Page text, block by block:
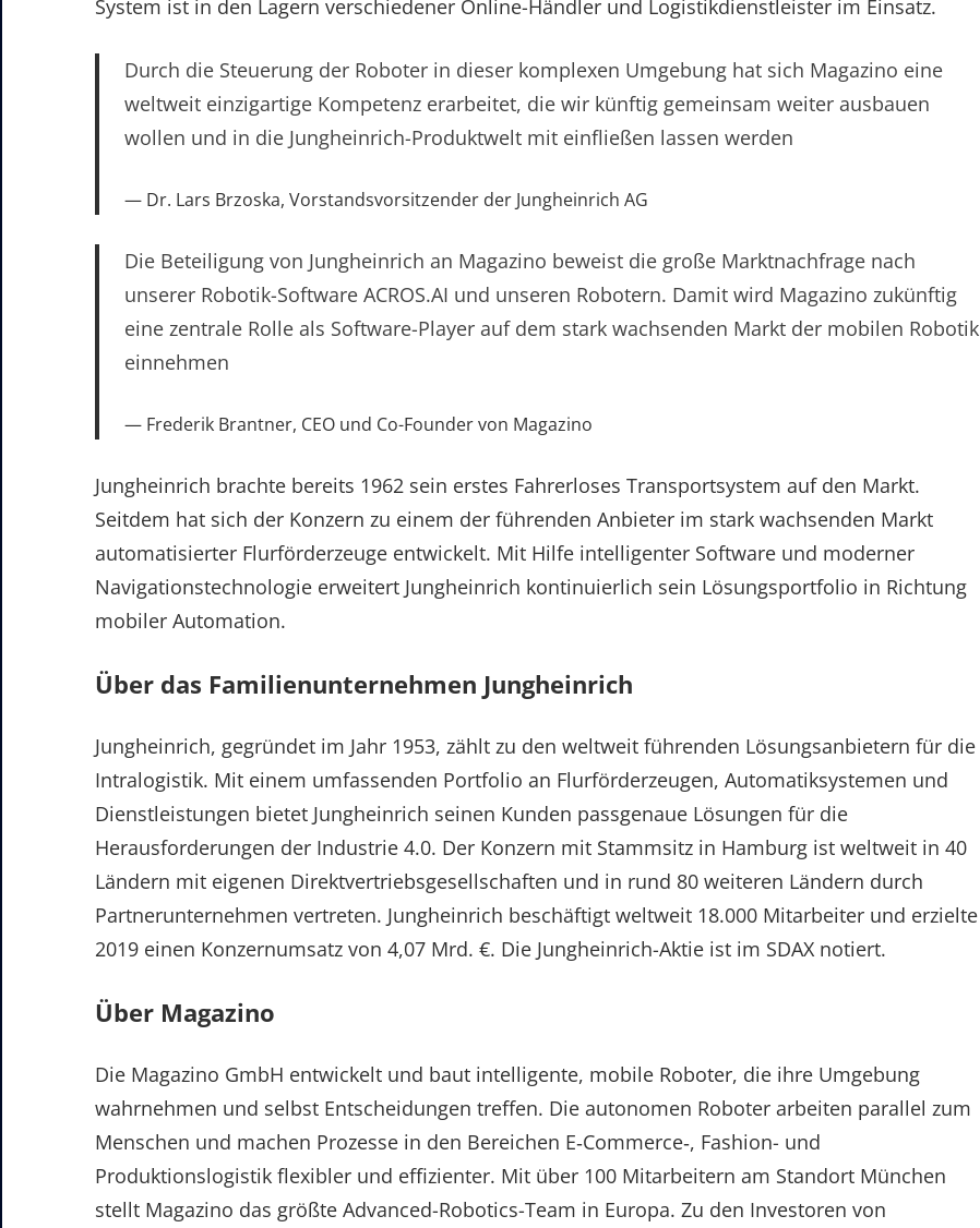
System ist in den Lagern verschiedener Online-Händler und Logistikdienstleister im Einsatz.
Durch die Steuerung der Roboter in dieser komplexen Umgebung hat sich Magazino eine
weltweit einzigartige Kompetenz erarbeitet, die wir künftig gemeinsam weiter ausbauen
wollen und in die Jungheinrich-Produktwelt mit einfließen lassen werden
Dr. Lars Brzoska, Vorstandsvorsitzender der Jungheinrich AG
Die Beteiligung von Jungheinrich an Magazino beweist die große Marktnachfrage nach
unserer Robotik-Software ACROS.AI und unseren Robotern. Damit wird Magazino zukünftig
eine zentrale Rolle als Software-Player auf dem stark wachsenden Markt der mobilen Robotik
einnehmen
Frederik Brantner, CEO und Co-Founder von Magazino
Jungheinrich brachte bereits 1962 sein erstes Fahrerloses Transportsystem auf den Markt.
Seitdem hat sich der Konzern zu einem der führenden Anbieter im stark wachsenden Markt
automatisierter Flurförderzeuge entwickelt. Mit Hilfe intelligenter Software und moderner
Navigationstechnologie erweitert Jungheinrich kontinuierlich sein Lösungsportfolio in Richtung
mobiler Automation.
Über das Familienunternehmen Jungheinrich
Jungheinrich, gegründet im Jahr 1953, zählt zu den weltweit führenden Lösungsanbietern für die
Intralogistik. Mit einem umfassenden Portfolio an Flurförderzeugen, Automatiksystemen und
Dienstleistungen bietet Jungheinrich seinen Kunden passgenaue Lösungen für die
Herausforderungen der Industrie 4.0. Der Konzern mit Stammsitz in Hamburg ist weltweit in 40
Ländern mit eigenen Direktvertriebsgesellschaften und in rund 80 weiteren Ländern durch
Partnerunternehmen vertreten. Jungheinrich beschäftigt weltweit 18.000 Mitarbeiter und erzielte
2019 einen Konzernumsatz von 4,07 Mrd. €. Die Jungheinrich-Aktie ist im SDAX notiert.
Über Magazino
Die Magazino GmbH entwickelt und baut intelligente, mobile Roboter, die ihre Umgebung
wahrnehmen und selbst Entscheidungen treffen. Die autonomen Roboter arbeiten parallel zum
Menschen und machen Prozesse in den Bereichen E‑Commerce‑, Fashion- und
Produktionslogistik flexibler und effizienter. Mit über 100 Mitarbeitern am Standort München
stellt Magazino das größte Advanced-Robotics-Team in Europa. Zu den Investoren von